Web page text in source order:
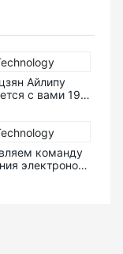
Айлипу
с вами 19-
команду
электроном